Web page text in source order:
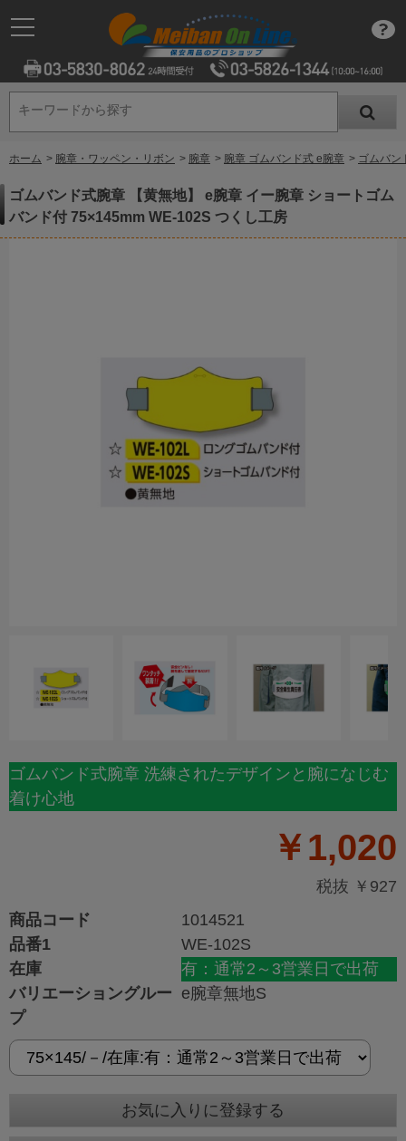
キーワードから探す
キーワードから探す
ホーム > 腕章・ワッペン・リボン > 腕章 > 腕章 ゴムバンド式 e腕章 > ゴムバン
ゴムバンド式腕章 【黄無地】 e腕章 イー腕章 ショートゴム
バンド付 75×145mm WE-102S つくし工房
ゴムバンド式腕章 洗練されたデザインと腕になじむ
着け心地
￥1,020
税抜 ￥927
商品コード
1014521
品番1
WE-102S
在庫
有：通常2～3営業日で出荷
バリエーショングルー
プ
e腕章無地S
お気に入りに登録する